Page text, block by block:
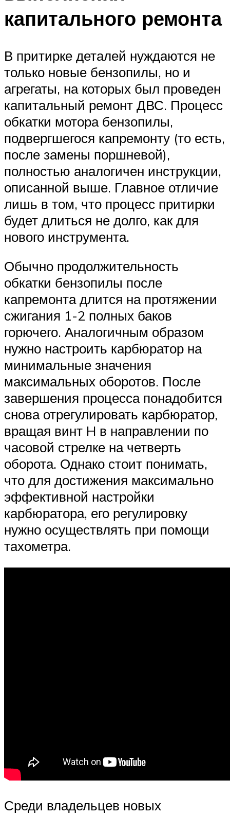
капитального ремонта
В притирке деталей нуждаются не
только новые бензопилы, но и
агрегаты, на которых был проведен
капитальный ремонт ДВС. Процесс
обкатки мотора бензопилы,
подвергшегося капремонту (то есть,
после замены поршневой),
полностью аналогичен инструкции,
описанной выше. Главное отличие
лишь в том, что процесс притирки
будет длиться не долго, как для
нового инструмента.
Обычно продолжительность
обкатки бензопилы после
капремонта длится на протяжении
сжигания 1-2 полных баков
горючего. Аналогичным образом
нужно настроить карбюратор на
минимальные значения
максимальных оборотов. После
завершения процесса понадобится
снова отрегулировать карбюратор,
вращая винт H в направлении по
часовой стрелке на четверть
оборота. Однако стоит понимать,
что для достижения максимально
эффективной настройки
карбюратора, его регулировку
нужно осуществлять при помощи
тахометра.
Среди владельцев новых